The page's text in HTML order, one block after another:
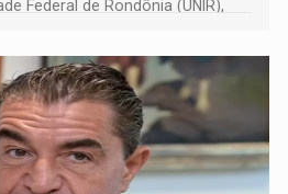
Federal de Rondônia (UNIR),